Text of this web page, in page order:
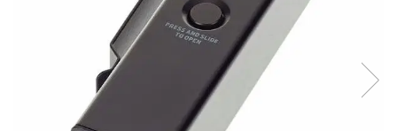
Monitorizare In-Ear
Pickup-uri, platane & accesorii
Playere si Recordere
Procesoare si efecte